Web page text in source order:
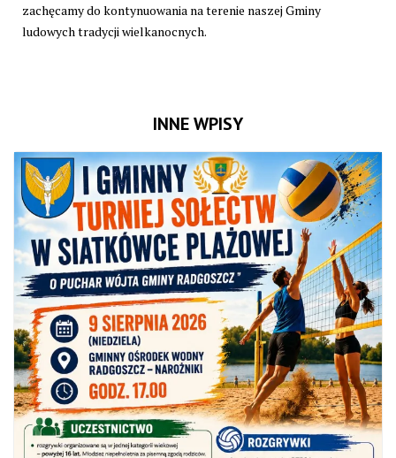
zachęcamy do kontynuowania na terenie naszej Gminy
ludowych tradycji wielkanocnych.
INNE WPISY